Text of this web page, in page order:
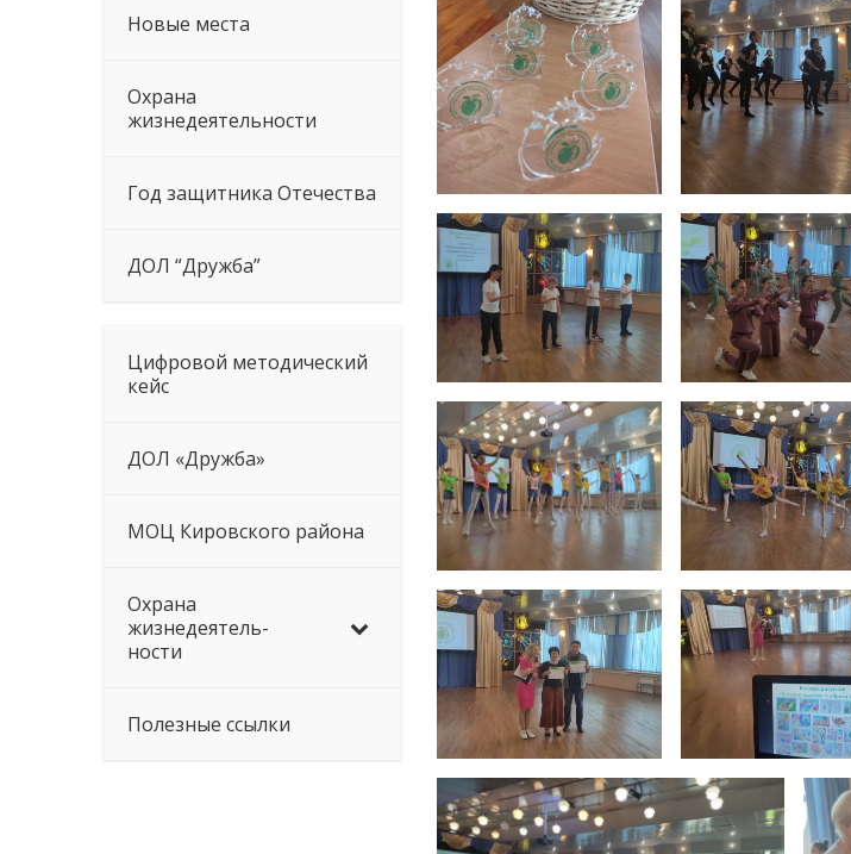
Новые места
Охрана
жизнедеятельности
Год защитника Отечества
ДОЛ “Дружба”
Цифровой методический
кейс
ДОЛ «Дружба»
МОЦ Кировского района
Охрана
жизнедеятель-
ности
Полезные ссылки